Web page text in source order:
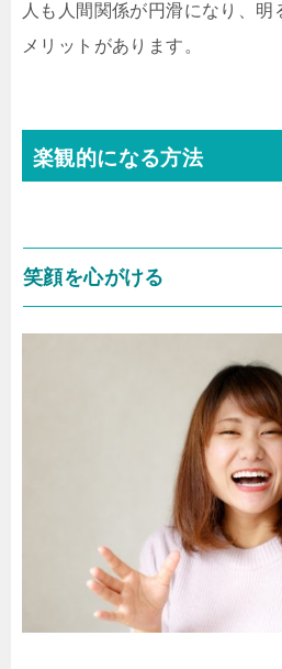
人も人間関係が円滑になり、明
メリットがあります。
楽観的になる方法
笑顔を心がける